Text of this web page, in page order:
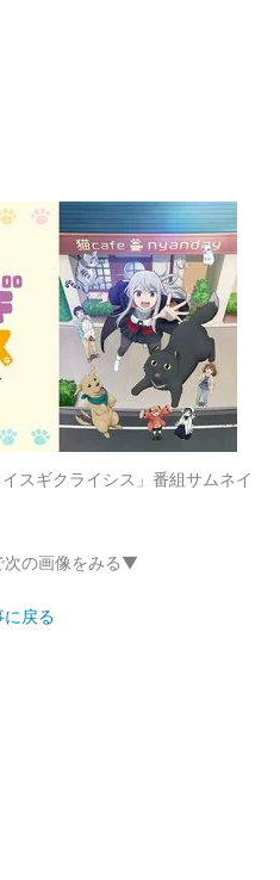
スギクライシス」番組サムネイ
の画像をみる▼
に戻る